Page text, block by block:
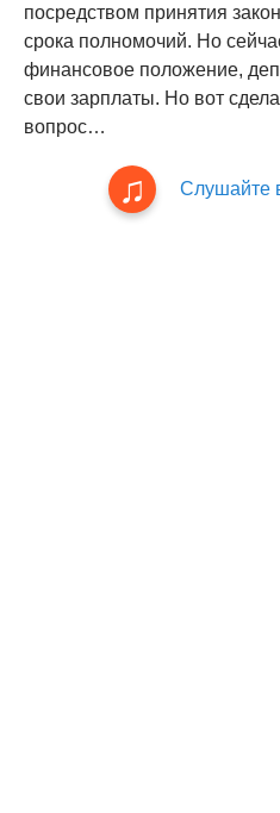
посредством принятия
срока полномочий. Но
финансовое положение,
свои зарплаты. Но вот
вопрос…
Слушайте